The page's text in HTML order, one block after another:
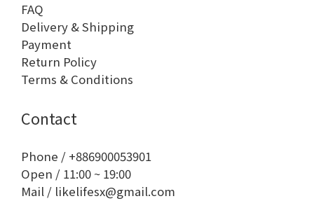
FAQ
Delivery & Shipping
Payment
Return Policy
Terms & Conditions
Contact
Phone / +886900053901
Open / 11:00 ~ 19:00
Mail / likelifesx@gmail.com